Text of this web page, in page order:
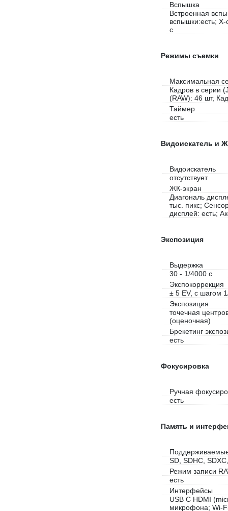
Вспышка
Встроенная
вспышки:есть;
с
Режимы съемки
Максимальная
Кадров в серии
(RAW): 46 шт,
Таймер
есть
Видоискатель и
Видоискатель
отсутствует
ЖК-экран
Диагональ
тыс. пикс;
дисплей: есть;
Экспозиция
Выдержка
30 - 1/4000 с
Экспокоррекция
± 5 EV, с шагом
Экспозиция
точечная
(оценочная)
Брекетинг
есть
Фокусировка
Ручная
есть
Память и
SD, SDHC,
Режим записи
есть
Интерфейсы
USB C HDMI
микрофона; Wi-